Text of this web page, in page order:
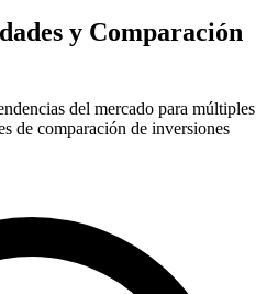
y Comparación
del mercado para múltiples
de comparación de inversiones